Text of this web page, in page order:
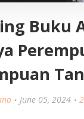
Buku
June 05, 2024